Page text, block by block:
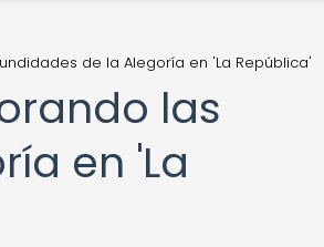
de la Alegoría en 'La República'
las
en 'La